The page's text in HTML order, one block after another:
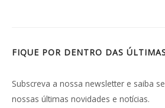
FIQUE POR DENTRO DAS
Subscreva a nossa newsletter e saiba
nossas últimas novidades e notícias.